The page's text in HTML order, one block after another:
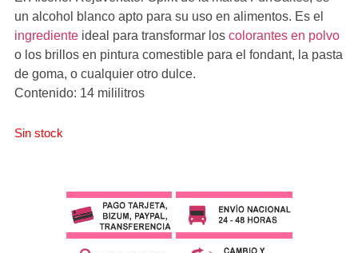
un alcohol blanco apto para su uso en alimentos. Es el
ingredienteideal para transformar los colorantes en polvo
o los brillos en pintura comestible para el fondant, la pasta
de goma, o cualquier otro dulce.
Contenido: 14 mililitros
Sin stock